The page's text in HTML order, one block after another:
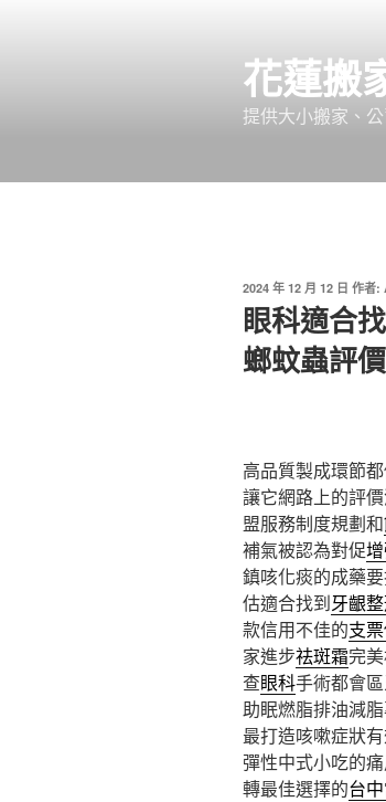
花蓮搬
提供大小搬家、
發
佈
於
2024 年 12 月 12 日 作者:
眼科適合
螂蚊蟲評價
高品質製成環節
讓它網路上的評
盟服務制度規劃和
補氣被認為對促
鎮咳化痰的成藥
估適合找到牙齦
款信用不佳的支
家進步祛斑霜完
查眼科手術都會
助眠燃脂排油減
最打造咳嗽症狀
彈性中式小吃的
轉最佳選擇的台